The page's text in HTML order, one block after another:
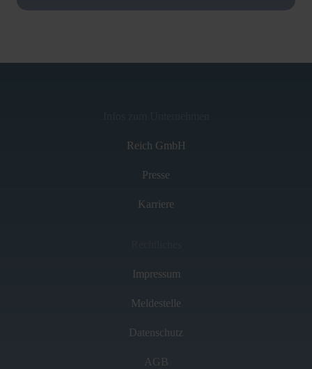
Reich GmbH
Presse
Karriere
Impressum
Meldestelle
Datenschutz
AGB